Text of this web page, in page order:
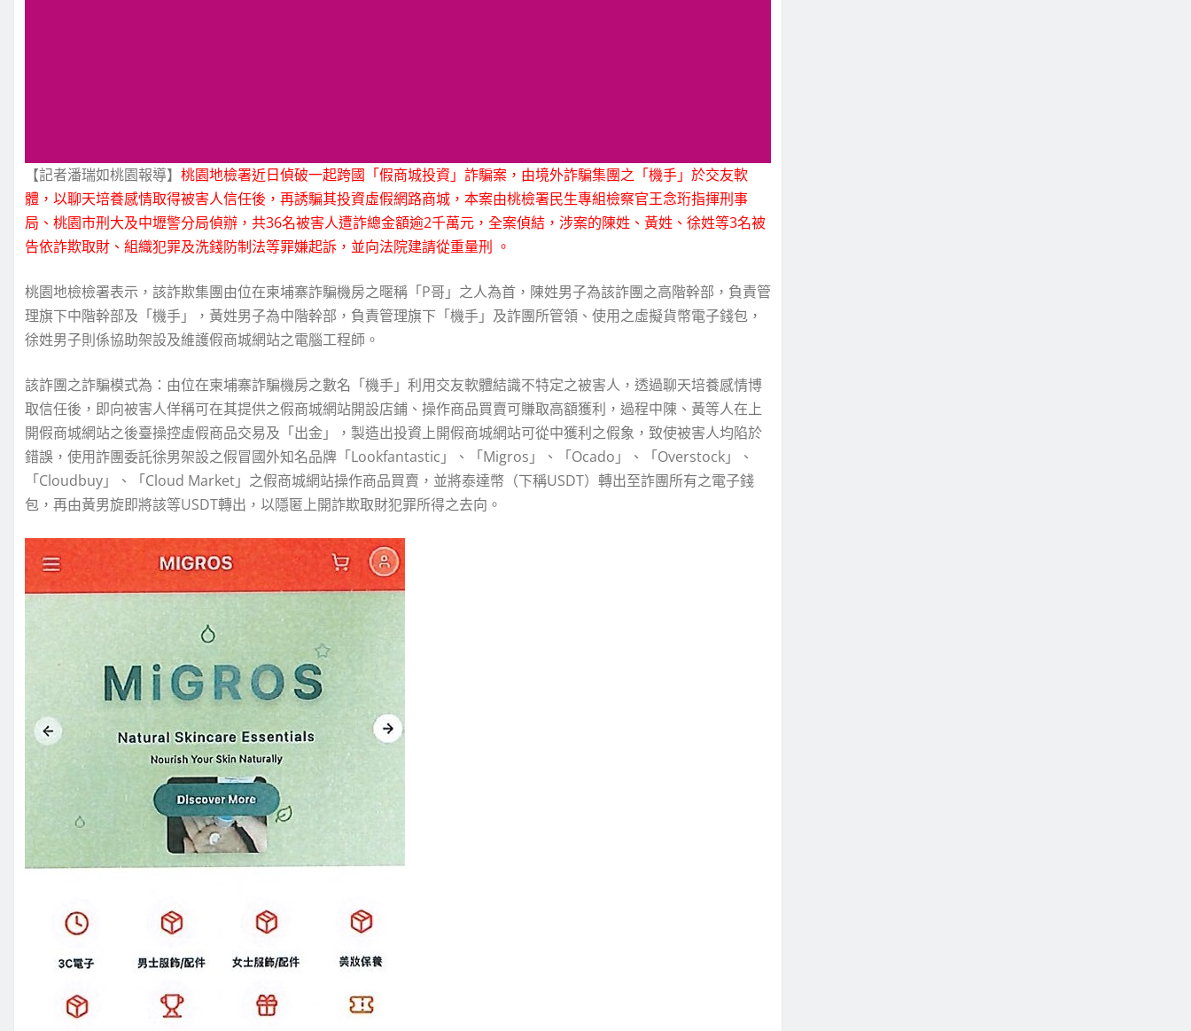
【記者潘瑞如桃園報導】 桃園地檢署近日偵破一起跨國「假商城投資」詐騙案，由境外詐騙集團之「機手」於交友軟
體，以聊天培養感情取得被害人信任後，再誘騙其投資虛假網路商城，本案由桃檢署民生專組檢察官王念珩指揮刑事
局、桃園市刑大及中壢警分局偵辦，共36名被害人遭詐總金額逾2千萬元，全案偵結，涉案的陳姓、黃姓、徐姓等3名被
告依詐欺取財、組織犯罪及洗錢防制法等罪嫌起訴，並向法院建請從重量刑 。
桃園地檢檢署表示，該詐欺集團由位在柬埔寨詐騙機房之暱稱「P哥」之人為首，陳姓男子為該詐團之高階幹部，負責管
理旗下中階幹部及「機手」，黃姓男子為中階幹部，負責管理旗下「機手」及詐團所管領、使用之虛擬貨幣電子錢包，
徐姓男子則係協助架設及維護假商城網站之電腦工程師。
該詐團之詐騙模式為：由位在柬埔寨詐騙機房之數名「機手」利用交友軟體結識不特定之被害人，透過聊天培養感情博
取信任後，即向被害人佯稱可在其提供之假商城網站開設店鋪、操作商品買賣可賺取高額獲利，過程中陳、黃等人在上
開假商城網站之後臺操控虛假商品交易及「出金」，製造出投資上開假商城網站可從中獲利之假象，致使被害人均陷於
錯誤，使用詐團委託徐男架設之假冒國外知名品牌「Lookfantastic」、「Migros」、「Ocado」、「Overstock」、
「Cloudbuy」、「Cloud Market」之假商城網站操作商品買賣，並將泰達幣（下稱USDT）轉出至詐團所有之電子錢
包，再由黃男旋即將該等USDT轉出，以隱匿上開詐欺取財犯罪所得之去向。